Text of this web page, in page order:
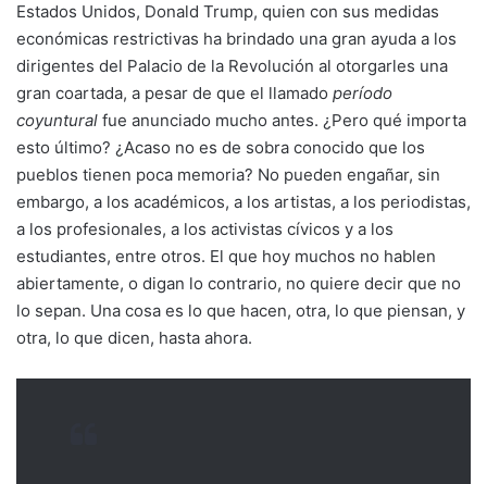
Estados Unidos, Donald Trump, quien con sus medidas
económicas restrictivas ha brindado una gran ayuda a los
dirigentes del Palacio de la Revolución al otorgarles una
gran coartada, a pesar de que el llamado período
coyuntural fue anunciado mucho antes. ¿Pero qué importa
esto último? ¿Acaso no es de sobra conocido que los
pueblos tienen poca memoria? No pueden engañar, sin
embargo, a los académicos, a los artistas, a los periodistas,
a los profesionales, a los activistas cívicos y a los
estudiantes, entre otros. El que hoy muchos no hablen
abiertamente, o digan lo contrario, no quiere decir que no
lo sepan. Una cosa es lo que hacen, otra, lo que piensan, y
otra, lo que dicen, hasta ahora.